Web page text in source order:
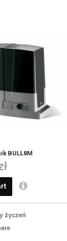
BULL8M
życzeń